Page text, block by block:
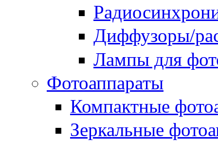
Диффузоры/
Лампы для
Фотоаппараты
Компактные
Зеркальные